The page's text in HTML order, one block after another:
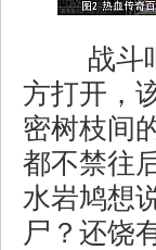
战斗
方打开，
密树枝间
都不禁往
水岩鸠想
尸？还饶